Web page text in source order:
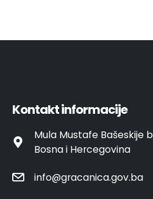
Kontakt informacije
Mula Mustafe Bašeskije
Bosna i Hercegovina
info@gracanica.gov.ba